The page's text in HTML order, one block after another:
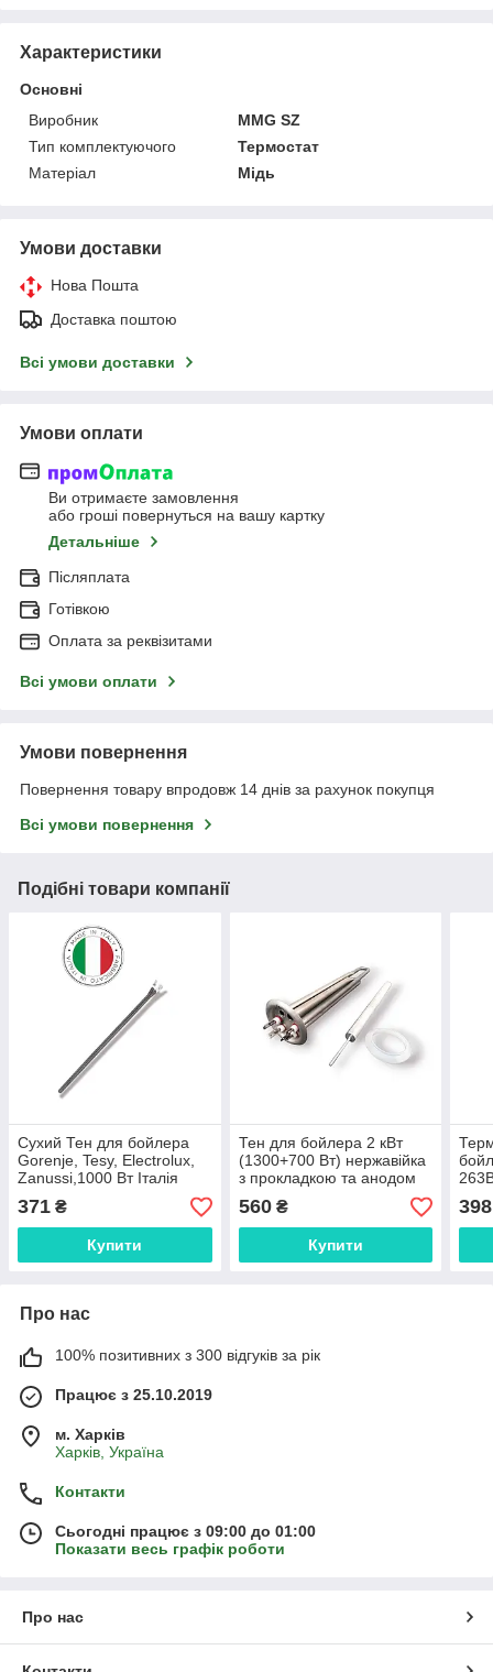
Характеристики
Основні
Виробник
MMG SZ
Тип комплектуючого
Термостат
Матеріал
Мідь
Умови доставки
Нова Пошта
Доставка поштою
Всі умови доставки
Умови оплати
Ви отримаєте замовлення
або гроші повернуться на вашу картку
Детальніше
Післяплата
Готівкою
Оплата за реквізитами
Всі умови оплати
Умови повернення
Повернення товару впродовж 14 днів за рахунок покупця
Всі умови повернення
Подібні товари компанії
Сухий Тен для бойлера
Gorenje, Tesy, Electrolux,
Zanussi,1000 Вт Італія
371 ₴
Купити
Тен для бойлера 2 кВт
(1300+700 Вт) нержавійка
з прокладкою та анодом
Італія, Kawai
560₴
Купити
398
Про нас
100% позитивних з 300 відгуків за рік
Працює з 25.10.2019
м. Харків
Харків, Україна
Контакти
Сьогодні працює з 09:00 до 01:00
Показати весь графік роботи
Про нас